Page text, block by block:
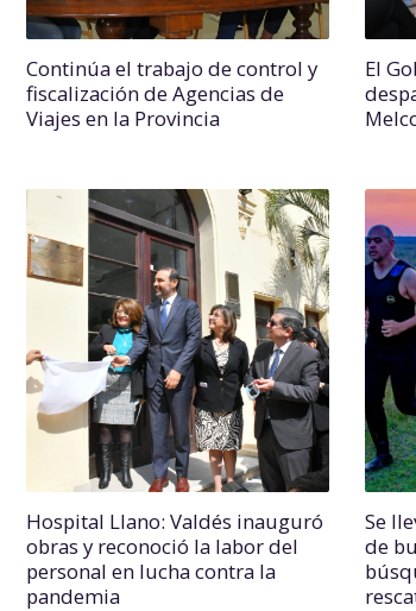
Continúa el trabajo de control y
fiscalización de Agencias de
Viajes en la Provincia
El
Hospital Llano: Valdés inauguró
obras y reconoció la labor del
personal en lucha contra la
pandemia
Se
de